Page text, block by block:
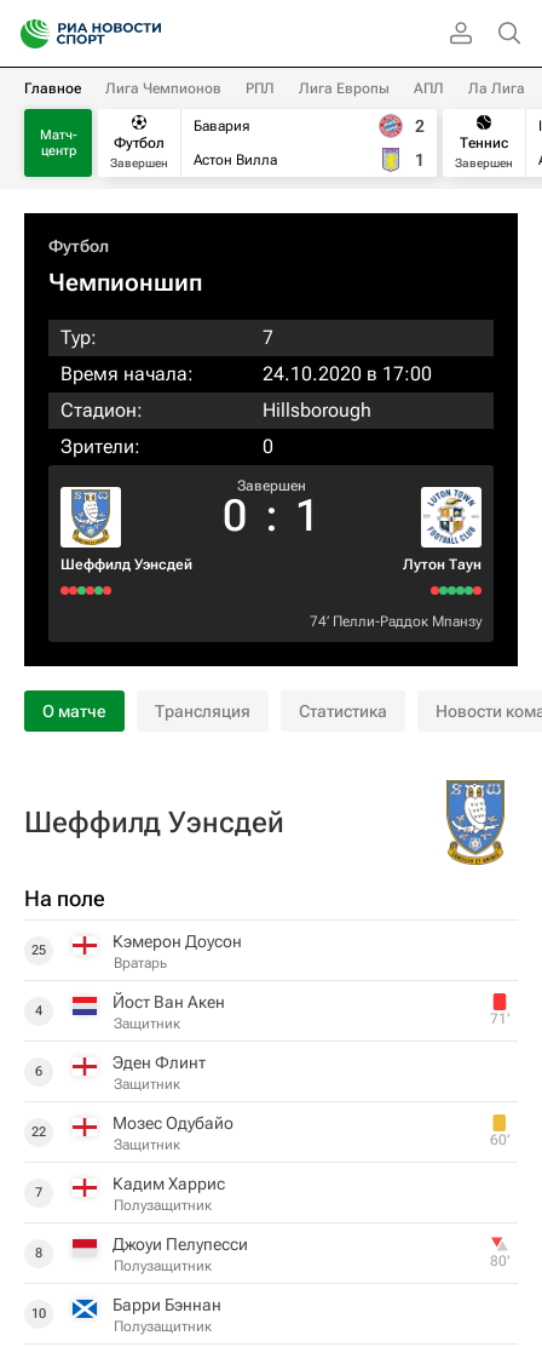
Главное Лига Чемпионов РПЛ Лига Европы АПЛ Ла Лига
Матч-
центр
Футбол
Завершен
Бавария
Астон Вилла
2
1
Теннис
Завершен
Футбол
Чемпионшип
Тур:
7
Время начала:
24.10.2020 в 17:00
Стадион:
Hillsborough
Зрители:
0
Шеффилд Уэнсдей
Завершен
0 : 1
Лутон Таун
74‎’‎ Пелли-Раддок Мпанзу
О матче Трансляция Статистика Новости
Шеффилд Уэнсдей
На поле
25 Кэмерон Доусон
Вратарь
4 Йост Ван Акен
Защитник 71‎’‎
6 Эден Флинт
Защитник
22 Мозес Одубайо
Защитник 60‎’‎
7 Кадим Харрис
Полузащитник
8 Джоуи Пелупесси
Полузащитник 80‎’‎
10 Барри Бэннан
Полузащитник